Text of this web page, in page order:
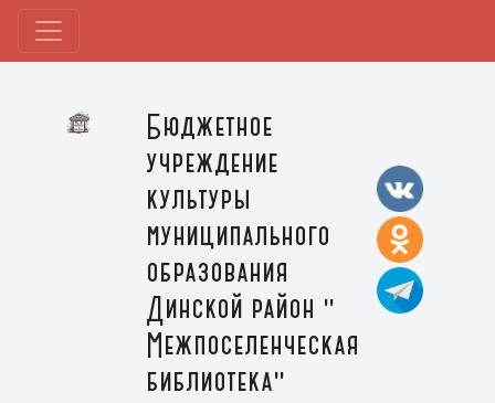
Бюджетное
учреждение
культуры
муниципального
образования
Динской район "
Межпоселенческая
библиотека"